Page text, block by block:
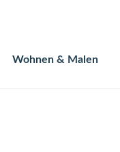
Wohnen & Malen